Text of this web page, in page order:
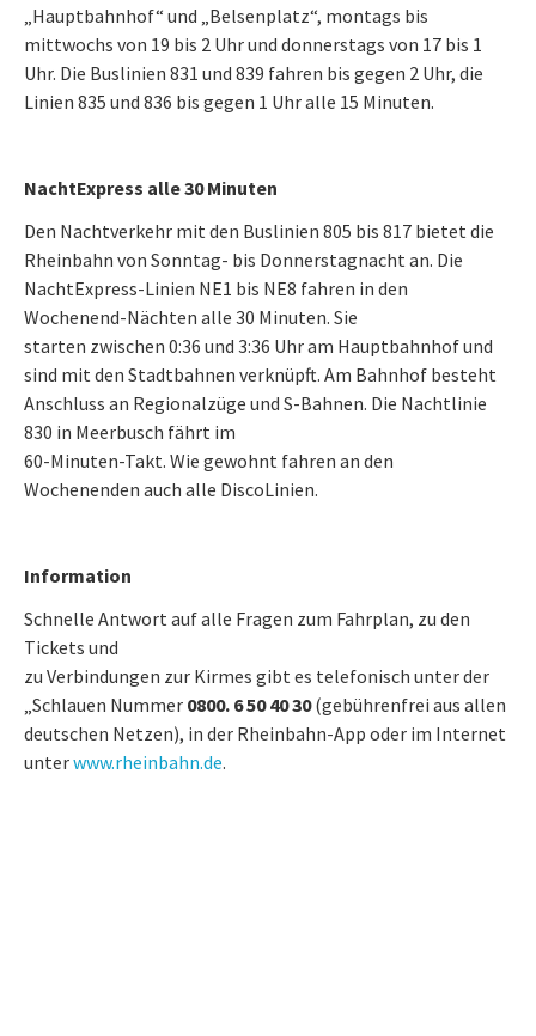
„Hauptbahnhof“ und „Belsenplatz“, montags bis
mittwochs von 19 bis 2 Uhr und donnerstags von 17 bis 1
Uhr. Die Buslinien 831 und 839 fahren bis gegen 2 Uhr, die
Linien 835 und 836 bis gegen 1 Uhr alle 15 Minuten.
NachtExpress alle 30 Minuten
Den Nachtverkehr mit den Buslinien 805 bis 817 bietet die
Rheinbahn von Sonntag- bis Donnerstagnacht an. Die
NachtExpress-Linien NE1 bis NE8 fahren in den
Wochenend-Nächten alle 30 Minuten. Sie
starten zwischen 0:36 und 3:36 Uhr am Hauptbahnhof und
sind mit den Stadtbahnen verknüpft. Am Bahnhof besteht
Anschluss an Regionalzüge und S-Bahnen. Die Nachtlinie
830 in Meerbusch fährt im
60-Minuten-Takt. Wie gewohnt fahren an den
Wochenenden auch alle DiscoLinien.
Information
Schnelle Antwort auf alle Fragen zum Fahrplan, zu den
Tickets und
zu Verbindungen zur Kirmes gibt es telefonisch unter der
„Schlauen Nummer 0800. 6 50 40 30(gebührenfrei aus allen
deutschen Netzen), in der Rheinbahn-App oder im Internet
unterwww.rheinbahn.de.